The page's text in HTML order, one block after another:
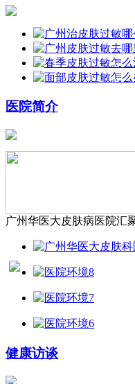
医院简介
广州华医大皮肤病医院汇
健康访谈